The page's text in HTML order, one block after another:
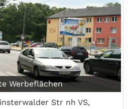
Werbeflächen
Str nh VS,